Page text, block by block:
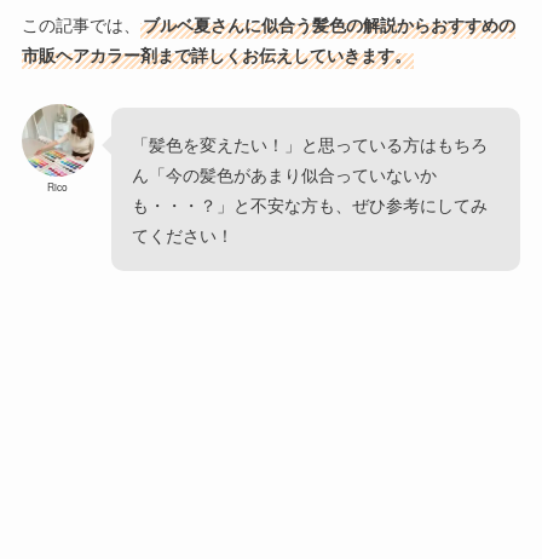
この記事では、 ブルベ夏さんに似合う髪色の解説からおすすめの
市販ヘアカラー剤まで詳しくお伝えしていきます。
Rico
「髪色を変えたい！」と思っている方はもちろ
ん「今の髪色があまり似合っていないか
も・・・？」と不安な方も、ぜひ参考にしてみ
てください！